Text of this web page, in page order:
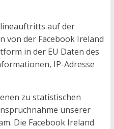
auf der
von der Facebook Ireland
in der EU Daten des
IP-Adresse
zu statistischen
unserer
Die Facebook Ireland